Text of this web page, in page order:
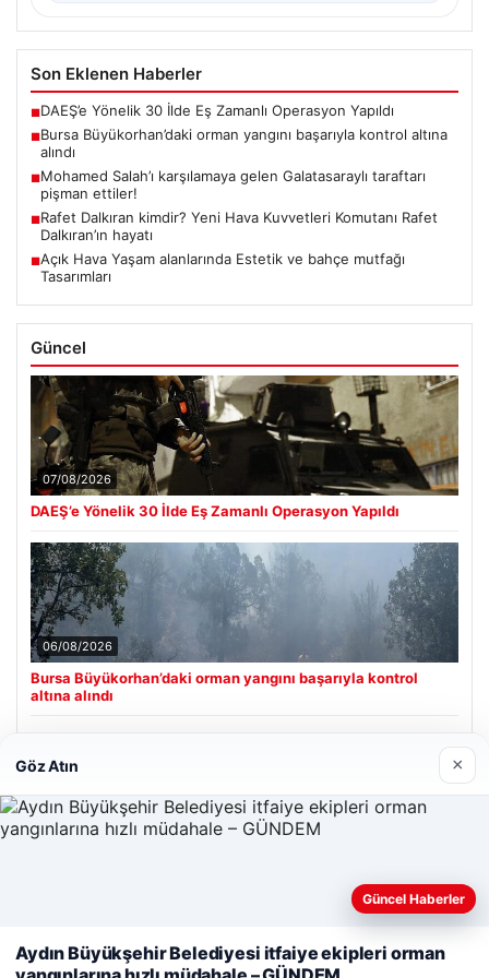
Son Eklenen Haberler
■DAEŞ’e Yönelik 30 İlde Eş Zamanlı Operasyon Yapıldı
■Bursa Büyükorhan’daki orman yangını başarıyla kontrol altına
alındı
■Mohamed Salah’ı karşılamaya gelen Galatasaraylı taraftarı
pişman ettiler!
■Rafet Dalkıran kimdir? Yeni Hava Kuvvetleri Komutanı Rafet
Dalkıran’ın hayatı
■Açık Hava Yaşam alanlarında Estetik ve bahçe mutfağı
Tasarımları
Güncel
07/08/2026
DAEŞ’e Yönelik 30 İlde Eş Zamanlı Operasyon Yapıldı
06/08/2026
Bursa Büyükorhan’daki orman yangını başarıyla kontrol
altına alındı
Web sitemizi nasıl kullandığınızı daha iyi anlayabilmek,
kullanıyoruz.Çerez Politikamız
Göz Atın ×
Güncel Haberler
Aydın Büyükşehir Belediyesi itfaiye ekipleri orman